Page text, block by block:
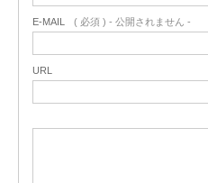
E-MAIL ( 必須 ) - 公開されません -
URL